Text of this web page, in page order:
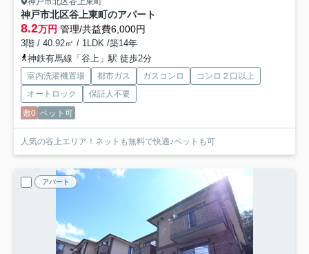
神戸市北区谷上東町のアパート
8.2万円 管理/共益費6,000円
3階 / 40.92㎡ / 1LDK /築14年
神鉄有馬線「谷上」駅 徒歩2分
室内洗濯機置場 都市ガス ガスコンロ
コンロ２口以上
オートロック
保証人不要
敷0 ペット可
人気の谷上エリア！ネットも無料で快適♪ペットも可
アパート